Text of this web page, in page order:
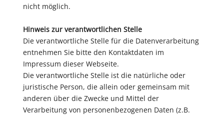
nicht möglich.
Hinweis zur verantwortlichen Stelle
Die verantwortliche Stelle für die Datenverarbeitung
entnehmen Sie bitte den Kontaktdaten im
Impressum dieser Webseite.
Die verantwortliche Stelle ist die natürliche oder
juristische Person, die allein oder gemeinsam mit
anderen über die Zwecke und Mittel der
Verarbeitung von personenbezogenen Daten (z.B.